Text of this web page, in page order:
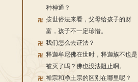
种神通？
按世俗法来看，父母给孩子的财
富，孩子不一定珍惜。
我们怎么去证法？
释迦牟尼佛在世时，释迦族不也是
被灭了吗？佛也没法阻止啊。
禅宗和净土宗的区别在哪里呢？